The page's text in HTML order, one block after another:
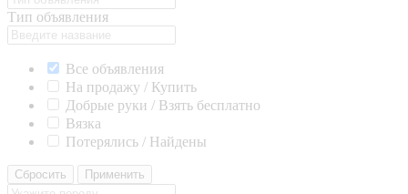
Тип объявления
Все объявления
На продажу / Купить
Добрые руки / Взять бесплатно
Вязка
Потерялись / Найдены
Сбросить Применить